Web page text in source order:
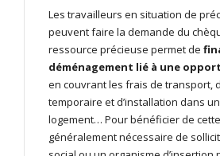
Les travailleurs en situation de
peuvent faire la demande du
ressource précieuse permet de
déménagement lié à une
en couvrant les frais de transport,
temporaire et d’installation dans
logement… Pour bénéficier de
généralement nécessaire de